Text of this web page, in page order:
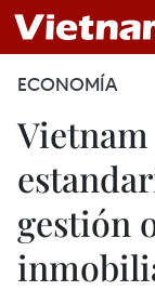
ECONOMÍA
Vietnam
gestión